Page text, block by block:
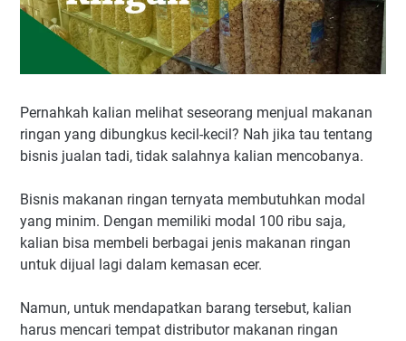
Pernahkah kalian melihat seseorang menjual makanan
ringan yang dibungkus kecil-kecil? Nah jika tau tentang
bisnis jualan tadi, tidak salahnya kalian mencobanya.
Bisnis makanan ringan ternyata membutuhkan modal
yang minim. Dengan memiliki modal 100 ribu saja,
kalian bisa membeli berbagai jenis makanan ringan
untuk dijual lagi dalam kemasan ecer.
Namun, untuk mendapatkan barang tersebut, kalian
harus mencari tempat distributor makanan ringan